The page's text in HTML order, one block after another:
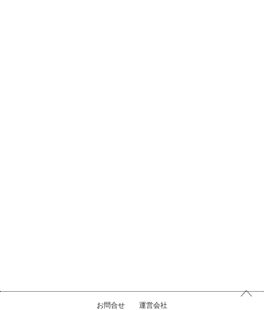
お問合せ 運営会社